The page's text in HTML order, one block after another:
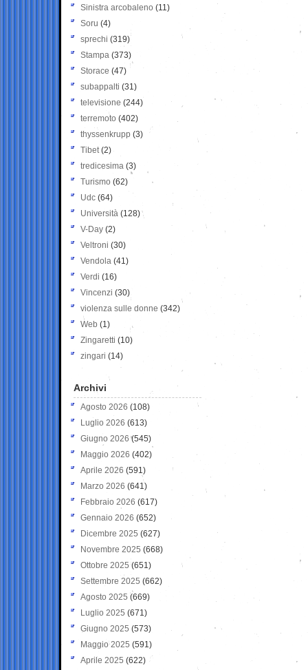
Sinistra arcobaleno (11)
Soru (4)
sprechi (319)
Stampa (373)
Storace (47)
subappalti (31)
televisione(244)
terremoto (402)
thyssenkrupp (3)
Tibet(2)
tredicesima (3)
Turismo (62)
Udc (64)
Università (128)
V-Day (2)
Veltroni (30)
Vendola (41)
Verdi (16)
Vincenzi (30)
violenza sulle donne (342)
Web (1)
Zingaretti (10)
zingari (14)
Archivi
Agosto 2026 (108)
Luglio 2026 (613)
Giugno 2026 (545)
Maggio 2026 (402)
Aprile 2026 (591)
Marzo 2026 (641)
Febbraio 2026 (617)
Gennaio 2026 (652)
Dicembre 2025 (627)
Novembre 2025 (668)
Ottobre 2025 (651)
Settembre 2025 (662)
Agosto 2025 (669)
Luglio 2025 (671)
Giugno 2025 (573)
Maggio 2025 (591)
Aprile 2025 (622)